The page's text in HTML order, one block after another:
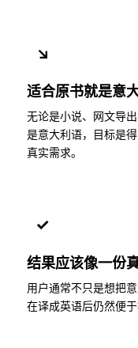
↘
适合原书就是意
无论是小说、网文导
是意大利语，目标是
真实需求。
✓
结果应该像一份
用户通常不只是想把
在译成英语后仍然便